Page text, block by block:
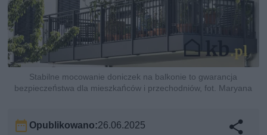
Stabilne mocowanie doniczek na balkonie to gwarancja
bezpieczeństwa dla mieszkańców i przechodniów, fot. Maryana
Opublikowano:26.06.2025